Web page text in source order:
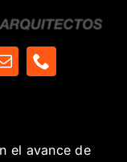
el avance de